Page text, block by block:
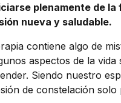
plenamente de
nueva y saludable.
contiene algo de
aspectos de la
Siendo nuestro
de constelación solo